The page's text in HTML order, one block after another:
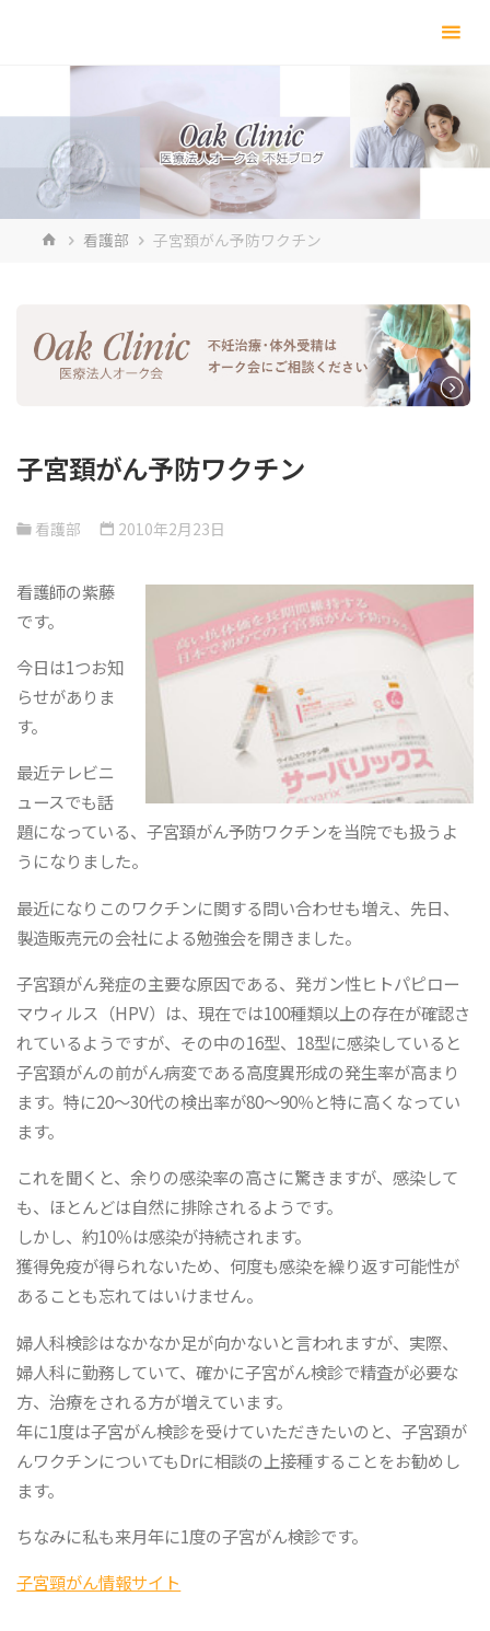
キ
ホ 看護部 子宮頚がん予防ワクチン
子宮頚がん予防ワクチン
看護部 2010年2月23日
看護師の紫藤
です。
今日は1つお知
らせがありま
す。
最近テレビニ
ュースでも話
題になっている、子宮頚がん予防ワクチンを当院でも扱うよ
うになりました。
最近になりこのワクチンに関する問い合わせも増え、先日、
製造販売元の会社による勉強会を開きました。
子宮頚がん発症の主要な原因である、発ガン性ヒトパピロー
マウィルス（HPV）は、現在では100種類以上の存在が確認さ
れているようですが、その中の16型、18型に感染していると
子宮頚がんの前がん病変である高度異形成の発生率が高まり
ます。特に20～30代の検出率が80～90％と特に高くなってい
ます。
これを聞くと、余りの感染率の高さに驚きますが、感染して
も、ほとんどは自然に排除されるようです。
しかし、約10％は感染が持続されます。
獲得免疫が得られないため、何度も感染を繰り返す可能性が
あることも忘れてはいけません。
婦人科検診はなかなか足が向かないと言われますが、実際、
婦人科に勤務していて、確かに子宮がん検診で精査が必要な
方、治療をされる方が増えています。
年に1度は子宮がん検診を受けていただきたいのと、子宮頚が
んワクチンについてもDrに相談の上接種することをお勧めし
ます。
ちなみに私も来月年に1度の子宮がん検診です。
子宮頸がん情報サイト